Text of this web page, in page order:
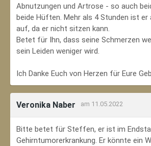
Abnutzungen und Artrose - so auch
beide Hüften. Mehr als 4 Stunden ist er
auf, da er nicht sitzen kann.
Betet für Ihn, dass seine Schmerzen
sein Leiden weniger wird.
Ich Danke Euch von Herzen für Eure
Veronika Naber am 11.05.2022
Bitte betet für Steffen, er ist im
Gehirntumorerkrankung. Er könnte ein